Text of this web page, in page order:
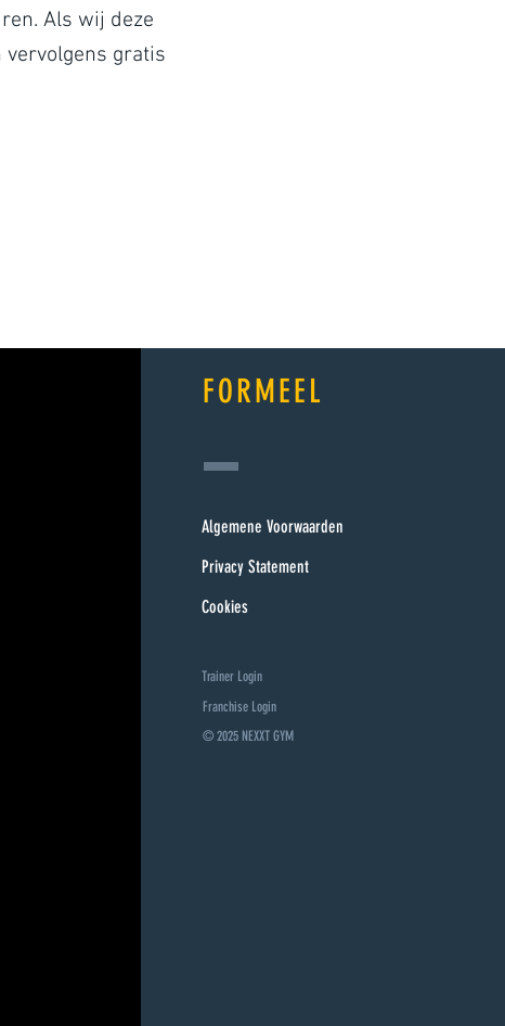
Als wij deze
vervolgens gratis
FORMEEL
Algemene Voorwaarden
Privacy Statement
Cookies
Trainer Login
Franchise Login
© 2025 NEXXT GYM